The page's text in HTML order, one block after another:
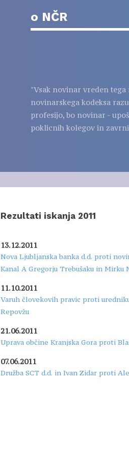
o NČR
"Vsak novinar vreden
novinarskega kodeksa
profesijo, bo novinar -
poklicnih kolegov in
Rezultati iskanja 2011
13.12.2011
Nova Ljubljanska banka d.d. proti
Kanal A Gregorju Trebušaku in Mirku
11.10.2011
Varuh človekovih pravic proti
Repovžu
21.06.2011
Uprava občine Kranjska Gora proti
07.06.2011
Družba SCT d.d. in Ivan Zidar proti